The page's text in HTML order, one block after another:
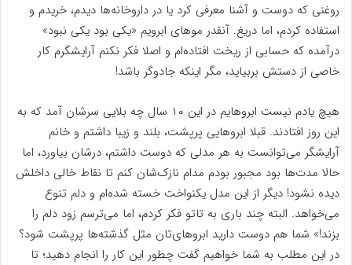
روغنی که دوست و آشنا معرفی کرد یا در داروخانه‌ها دیدم، خریدم و
استفاده کردم، اما دریغ. آنقدر مو‌های ابرویم «یکی بود یکی نبود»
درآمده که حسابی از ریخت افتاده‌ام و اصلا فکر نکنم آرایشگرم کار
خاصی از دستش بربیاید، مگر اینکه جادوگر باشد!
هیچ یادم نیست ابروهایم در این ۱۰ سال چه بلایی سرشان آمد که به
این روز افتادند. قبلا ابرو‌هایی پرپشت، بلند و زیبا داشتم و خانم
آرایشگر می‌توانست به هر مدلی که دوست داشتم، درشان بیاورد، اما
حالا مدت‌ها بود مجبور بودم مدام نازک‌شان کنم تا نقاط خالی داخلش
دیده نشود! دیگر از این مدل یکنواخت خسته شده‌ام و دلم تنوع
می‌خواهد. البته چند باری به تاتو فکر کردم، اما می‌ترسم زود دلم را
بزند!» شما هم دوست دارید ابروهای‌تان مثل گذشته‌ها پرپشت شود؟
در این‌ مطلب به شما خواهیم گفت چطور این کار را انجام دهید؛ تا